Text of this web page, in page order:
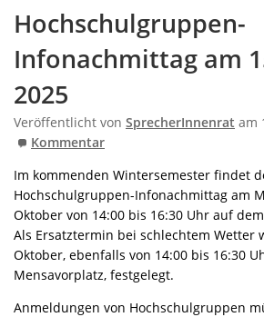
Hochschulgruppen-
Infonachmittag am
2025
Veröffentlicht von SprecherInnenrat am
Kommentar
Im kommenden Wintersemester findet
Hochschulgruppen-Infonachmittag am
Oktober von 14:00 bis 16:30 Uhr auf
Als Ersatztermin bei schlechtem Wetter
Oktober, ebenfalls von 14:00 bis 16:30
Mensavorplatz, festgelegt.
Anmeldungen von Hochschulgruppen